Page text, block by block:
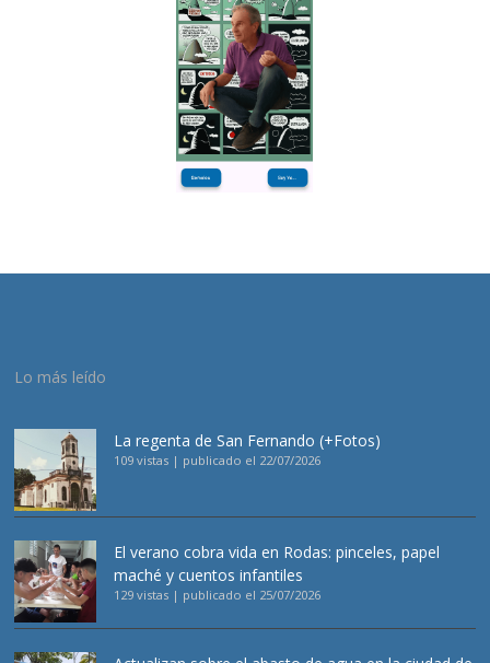
Lo más leído
La regenta de San Fernando (+Fotos)
109 vistas | publicado el 22/07/2026
El verano cobra vida en Rodas: pinceles, papel
maché y cuentos infantiles
129 vistas | publicado el 25/07/2026